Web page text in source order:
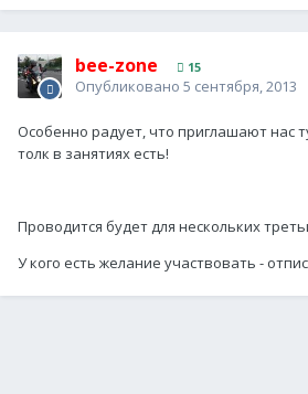
bee-zone 15
Опубликовано 5 сентября, 2013
Особенно радует, что приглашают нас
толк в занятиях есть!
Проводится будет для нескольких
У кого есть желание участвовать -